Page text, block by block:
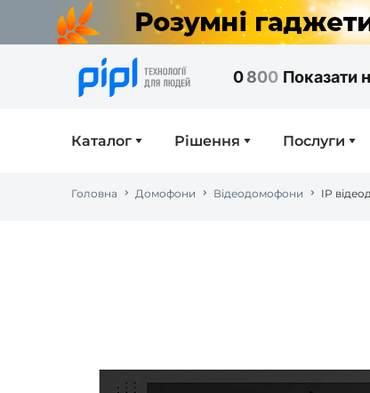
0800 Показати
Каталог Рішення Послуги
Головна Домофони Відеодомофони IP